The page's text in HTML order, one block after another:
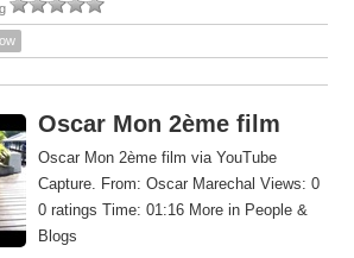
Oscar Mon 2ème film
Oscar Mon 2ème film via YouTube
Capture. From: Oscar Marechal Views: 0
0 ratings Time: 01:16 More in People &
Blogs